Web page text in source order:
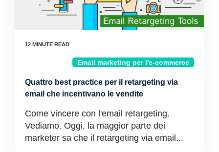
Email marketing per l'e-commerce
Quattro best practice per il retargeting via
email che incentivano le vendite
Come vincere con l'email retargeting.
Vediamo. Oggi, la maggior parte dei
marketer sa che il retargeting via email...